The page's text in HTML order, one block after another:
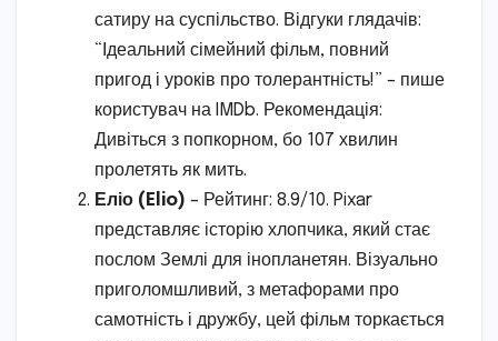
сатиру на суспільство. Відгуки глядачів:
“Ідеальний сімейний фільм, повний
пригод і уроків про толерантність!” – пише
користувач на IMDb. Рекомендація:
Дивіться з попкорном, бо 107 хвилин
пролетять як мить.
Еліо (Elio) – Рейтинг: 8.9/10. Pixar
представляє історію хлопчика, який стає
послом Землі для інопланетян. Візуально
приголомшливий, з метафорами про
самотність і дружбу, цей фільм торкається